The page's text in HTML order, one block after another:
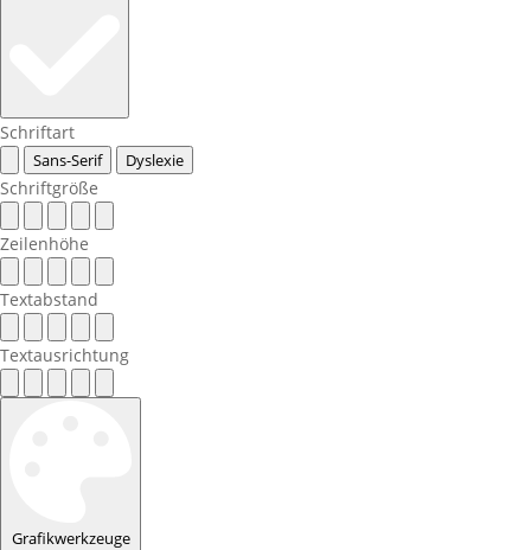
Schriftart
Sans-Serif Dyslexie
Schriftgröße
Zeilenhöhe
Textabstand
Textausrichtung
Grafikwerkzeuge